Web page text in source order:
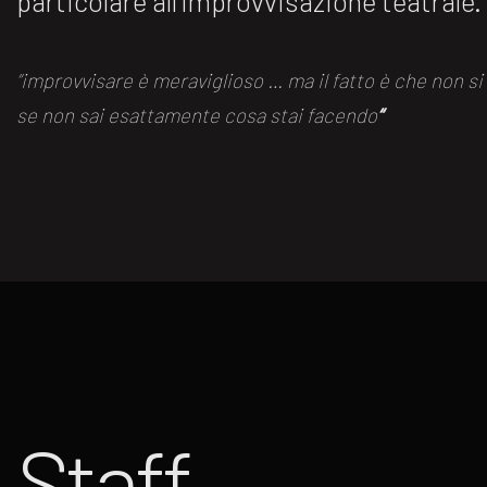
“improvvisare è meraviglioso … ma il fatto è che non
se non sai esattamente cosa stai facendo“